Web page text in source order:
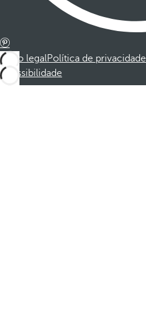
Aviso legalPolítica de privacidade
Acessibilidade